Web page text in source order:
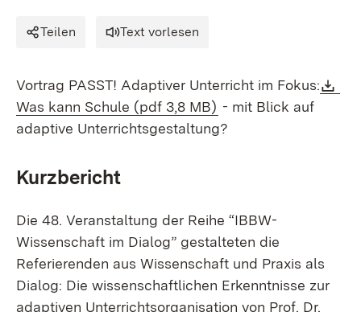
Teilen Text vorlesen
Vortrag PASST! Adaptiver Unterricht im Fokus:
Was kann Schule (pdf 3,8 MB) (Öffnet in neuem
- mit Blick auf
adaptive Unterrichtsgestaltung?
Kurzbericht
Die 48. Veranstaltung der Reihe “IBBW-
Wissenschaft im Dialog” gestalteten die
Referierenden aus Wissenschaft und Praxis als
Dialog: Die wissenschaftlichen Erkenntnisse zur
adaptiven Unterrichtsorganisation von Prof. Dr.